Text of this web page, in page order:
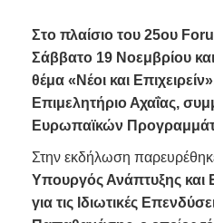
Στο πλαίσιο του 25ου
Σάββατο 19 Νοεμβρίου
θέμα «Νέοι και
Επιμελητήριο Αχαΐας,
Ευρωπαϊκών
Στην εκδήλωση
Υπουργός Ανάπτυξης
για τις Ιδιωτικές